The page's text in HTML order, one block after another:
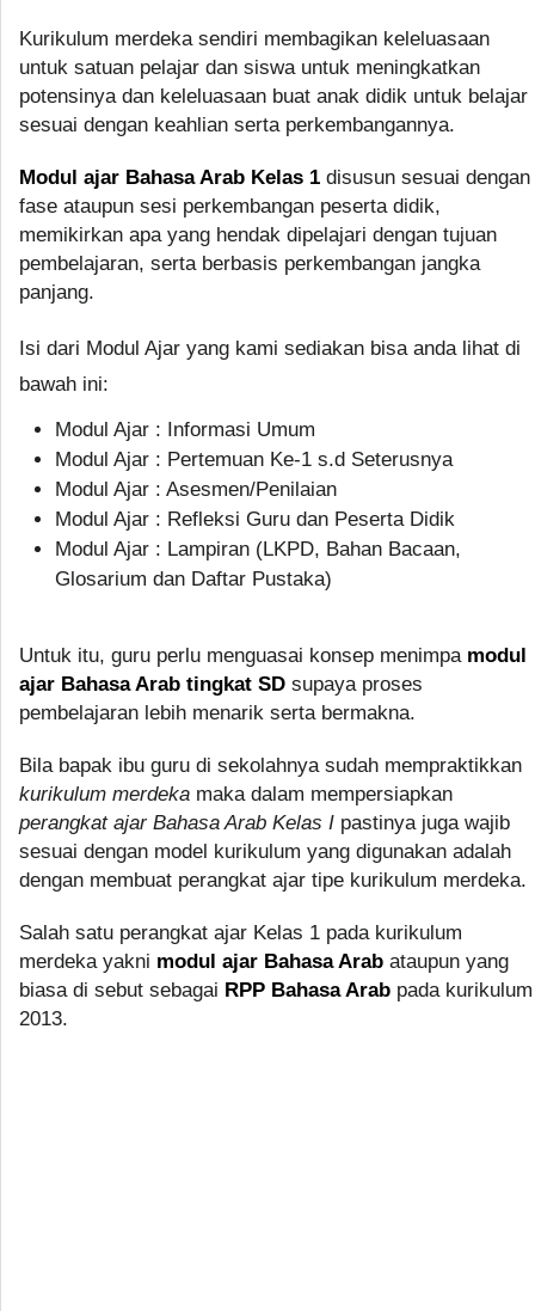
Kurikulum merdeka sendiri membagikan keleluasaan
untuk satuan pelajar dan siswa untuk meningkatkan
potensinya dan keleluasaan buat anak didik untuk belajar
sesuai dengan keahlian serta perkembangannya.
Modul ajar Bahasa Arab Kelas 1 disusun sesuai dengan
fase ataupun sesi perkembangan peserta didik,
memikirkan apa yang hendak dipelajari dengan tujuan
pembelajaran, serta berbasis perkembangan jangka
panjang.
Isi dari Modul Ajar yang kami sediakan bisa anda lihat di
bawah ini:
Modul Ajar : Informasi Umum
Modul Ajar : Pertemuan Ke-1 s.d Seterusnya
Modul Ajar : Asesmen/Penilaian
Modul Ajar : Refleksi Guru dan Peserta Didik
Modul Ajar : Lampiran (LKPD, Bahan Bacaan,
Glosarium dan Daftar Pustaka)
Untuk itu, guru perlu menguasai konsep menimpa modul
ajar Bahasa Arab tingkat SD supaya proses
pembelajaran lebih menarik serta bermakna.
Bila bapak ibu guru di sekolahnya sudah mempraktikkan
kurikulum merdeka maka dalam mempersiapkan
perangkat ajar Bahasa Arab Kelas I pastinya juga wajib
sesuai dengan model kurikulum yang digunakan adalah
dengan membuat perangkat ajar tipe kurikulum merdeka.
Salah satu perangkat ajar Kelas 1 pada kurikulum
merdeka yakni modul ajar Bahasa Arab ataupun yang
biasa di sebut sebagai RPP Bahasa Arab pada kurikulum
2013.